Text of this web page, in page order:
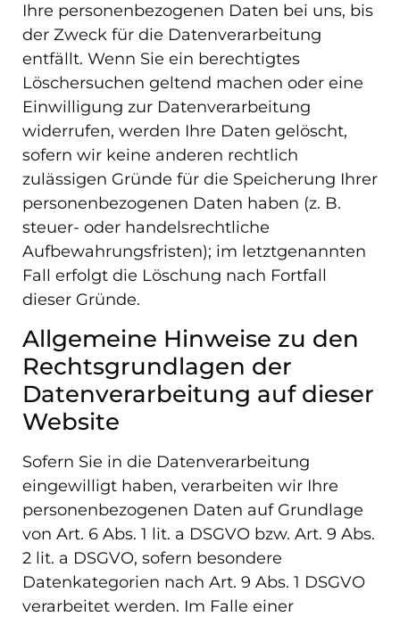
Ihre personenbezogenen Daten bei uns, bis
der Zweck für die Datenverarbeitung
entfällt. Wenn Sie ein berechtigtes
Löschersuchen geltend machen oder eine
Einwilligung zur Datenverarbeitung
widerrufen, werden Ihre Daten gelöscht,
sofern wir keine anderen rechtlich
zulässigen Gründe für die Speicherung Ihrer
personenbezogenen Daten haben (z. B.
steuer- oder handelsrechtliche
Aufbewahrungsfristen); im letztgenannten
Fall erfolgt die Löschung nach Fortfall
dieser Gründe.
Allgemeine Hinweise zu den
Rechtsgrundlagen der
Datenverarbeitung auf dieser
Website
Sofern Sie in die Datenverarbeitung
eingewilligt haben, verarbeiten wir Ihre
personenbezogenen Daten auf Grundlage
von Art. 6 Abs. 1 lit. a DSGVO bzw. Art. 9 Abs.
2 lit. a DSGVO, sofern besondere
Datenkategorien nach Art. 9 Abs. 1 DSGVO
verarbeitet werden. Im Falle einer